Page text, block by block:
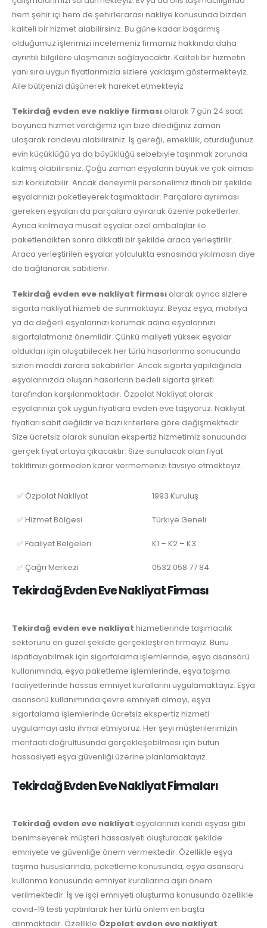
hem şehir içi hem de şehirlerarası nakliye konusunda bizden
kaliteli bir hizmet alabilirsiniz. Bu güne kadar başarmış
olduğumuz işlerimizi incelemeniz firmamız hakkında daha
ayrıntılı bilgilere ulaşmanızı sağlayacaktır. Kaliteli bir hizmetin
yanı sıra uygun fiyatlarımızla sizlere yaklaşım göstermekteyiz.
Aile bütçenizi düşünerek hareket etmekteyiz
Tekirdağ evden eve nakliye firması olarak 7 gün 24 saat
boyunca hizmet verdiğimiz için bize dilediğiniz zaman
ulaşarak randevu alabilirsiniz. İş gereği, emeklilik, oturduğunuz
evin küçüklüğü ya da büyüklüğü sebebiyle taşınmak zorunda
kalmış olabilirsiniz. Çoğu zaman eşyaların büyük ve çok olması
sizi korkutabilir. Ancak deneyimli personelimiz itinalı bir şekilde
eşyalarınızı paketleyerek taşımaktadır. Parçalara ayrılması
gereken eşyaları da parçalara ayırarak özenle paketlerler.
Ayrıca kırılmaya müsait eşyalar özel ambalajlar ile
paketlendikten sonra dikkatli bir şekilde araca yerleştirilir.
Araca yerleştirilen eşyalar yolculukta esnasında yıkılmasın diye
de bağlanarak sabitlenir.
Tekirdağ evden eve nakliyat firması olarak ayrıca sizlere
sigorta nakliyat hizmeti de sunmaktayız. Beyaz eşya, mobilya
ya da değerli eşyalarınızı korumak adına eşyalarınızı
sigortalatmanız önemlidir. Çünkü maliyeti yüksek eşyalar
oldukları için oluşabilecek her türlü hasarlanma sonucunda
sizleri maddi zarara sokabilirler. Ancak sigorta yapıldığında
eşyalarınızda oluşan hasarların bedeli sigorta şirketi
tarafından karşılanmaktadır. Özpolat Nakliyat olarak
eşyalarınızı çok uygun fiyatlara evden eve taşıyoruz. Nakliyat
fiyatları sabit değildir ve bazı kriterlere göre değişmektedir.
Size ücretsiz olarak sunulan ekspertiz hizmetimiz sonucunda
gerçek fiyat ortaya çıkacaktır. Size sunulacak olan fiyat
teklifimizi görmeden karar vermemenizi tavsiye etmekteyiz.
✅ Özpolat Nakliyat 1993 Kuruluş
✅ Hizmet Bölgesi Türkiye Geneli
✅ Faaliyet Belgeleri K1 – K2 – K3
✅ Çağrı Merkezi 0532 058 77 84
Tekirdağ Evden Eve Nakliyat Firması
Tekirdağ evden eve nakliyat hizmetlerinde taşımacılık
sektörünü en güzel şekilde gerçekleştiren firmayız. Bunu
ispatlayabilmek için sigortalama işlemlerinde, eşya asansörü
kullanımında, eşya paketleme işlemlerinde, eşya taşıma
faaliyetlerinde hassas emniyet kurallarını uygulamaktayız. Eşya
asansörü kullanımında çevre emniyeti almayı, eşya
sigortalama işlemlerinde ücretsiz ekspertiz hizmeti
uygulamayı asla ihmal etmiyoruz. Her şeyi müşterilerimizin
menfaati doğrultusunda gerçekleşebilmesi için bütün
hassasiyeti eşya güvenliği üzerine planlamaktayız.
Tekirdağ Evden Eve Nakliyat Firmaları
Tekirdağ evden eve nakliyat eşyalarınızı kendi eşyası gibi
benimseyerek müşteri hassasiyeti oluşturacak şekilde
emniyete ve güvenliğe önem vermektedir. Özellikle eşya
taşıma hususlarında, paketleme konusunda, eşya asansörü
kullanma konusunda emniyet kurallarına aşırı önem
verilmektedir. İş ve işçi emniyeti oluşturma konusunda özellikle
covid-19 testi yaptırılarak her türlü önlem en başta
alınmaktadır. Özellikle Özpolat evden eve nakliyat